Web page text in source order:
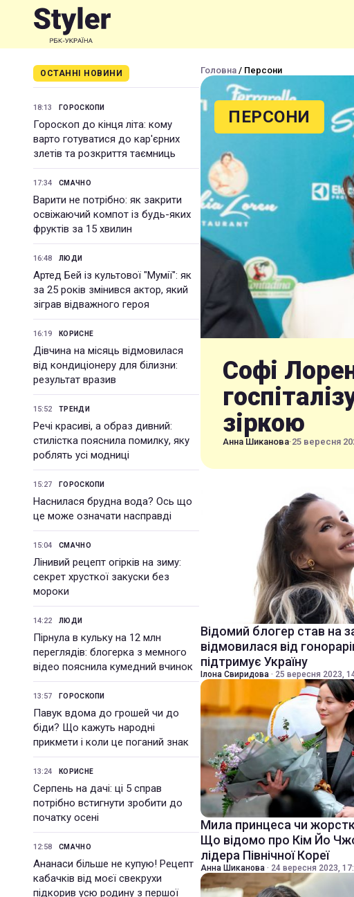
ОСТАННІ НОВИНИ
18:13 ГОРОСКОПИ
Гороскоп до кінця літа: кому
варто готуватися до кар'єрних
злетів та розкриття таємниць
17:34 СМАЧНО
Варити не потрібно: як закрити
освіжаючий компот із будь-яких
фруктів за 15 хвилин
16:48 ЛЮДИ
Артед Бей із культової "Мумії": як
за 25 років змінився актор, який
зіграв відважного героя
16:19 КОРИСНЕ
Дівчина на місяць відмовилася
від кондиціонеру для білизни:
результат вразив
15:52 ТРЕНДИ
Речі красиві, а образ дивний:
стилістка пояснила помилку, яку
роблять усі модниці
15:27 ГОРОСКОПИ
Наснилася брудна вода? Ось що
це може означати насправді
15:04 СМАЧНО
Лінивий рецепт огірків на зиму:
секрет хрусткої закуски без
мороки
14:22 ЛЮДИ
Пірнула в кульку на 12 млн
переглядів: блогерка з мемного
відео пояснила кумедний вчинок
13:57 ГОРОСКОПИ
Павук вдома до грошей чи до
біди? Що кажуть народні
прикмети і коли це поганий знак
13:24 КОРИСНЕ
Серпень на дачі: ці 5 справ
потрібно встигнути зробити до
початку осені
12:58 СМАЧНО
Ананаси більше не купую! Рецепт
кабачків від моєї свекрухи
підкорив усю родину з першої
Головна / Персони
ПЕРСОНИ
Софі
зіркою
Анна Шиканова·25 вересня
Відомий блогер став на
відмовилася від
підтримує Україну
Ілона Свиридова · 25 вересня 2023,
Мила принцеса чи
Що відомо про Кім Йо
лідера Північної Кореї
Анна Шиканова · 24 вересня 2023,